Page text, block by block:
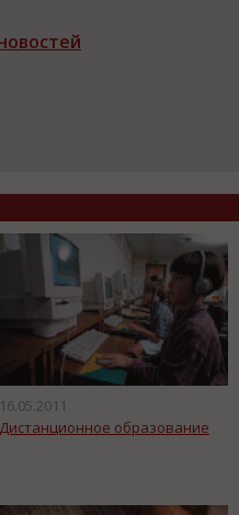
16.05.2011
Дистанционное образование